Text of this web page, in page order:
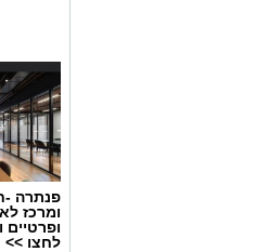
פנתרה -
ומרכז
ופרטיים
לחצו >>